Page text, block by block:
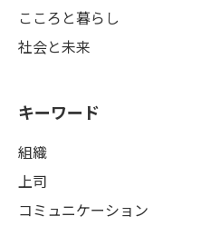
こころと暮らし
社会と未来
キーワード
組織
上司
コミュニケーション